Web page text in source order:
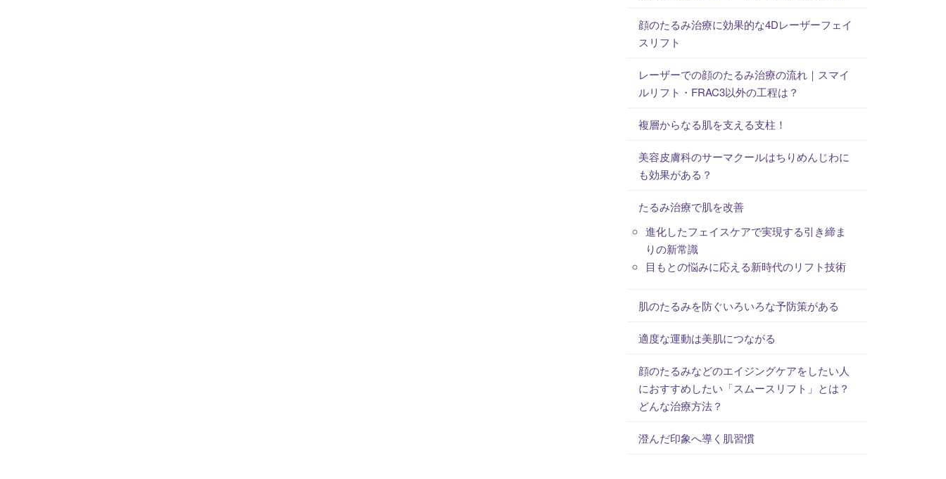
顔のたるみ治療に効果的な4Dレーザーフェイ
スリフト
レーザーでの顔のたるみ治療の流れ｜スマイ
ルリフト・FRAC3以外の工程は？
複層からなる肌を支える支柱！
美容皮膚科のサーマクールはちりめんじわに
も効果がある？
たるみ治療で肌を改善
進化したフェイスケアで実現する引き締ま
りの新常識
目もとの悩みに応える新時代のリフト技術
肌のたるみを防ぐいろいろな予防策がある
適度な運動は美肌につながる
顔のたるみなどのエイジングケアをしたい人
におすすめしたい「スムースリフト」とは？
どんな治療方法？
澄んだ印象へ導く肌習慣